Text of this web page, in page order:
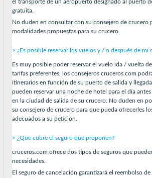
el transporte de un aeropuerto designado al puerto
gratuita.
No duden en consultar con su consejero de crucero
modalidades propuestas para su crucero.
> ¿Es posible reservar los vuelos y / o después de mi
Es muy posible poder reservar el vuelo ida / vuelta
tarifas preferentes, los consejeros cruceros.com
itinerarios en función de su puerto de salida y
pueden reservar una noche de hotel para el día
en la ciudad de salida de su crucero. No duden en
su consejero de crucero para que pueda ofrecerles
adecuados a su petición.
> ¿Qué cubre el seguro que proponen?
cruceros.com ofrece dos tipos de seguros que
necesidades.
El seguro de cancelación garantizará el reembolso